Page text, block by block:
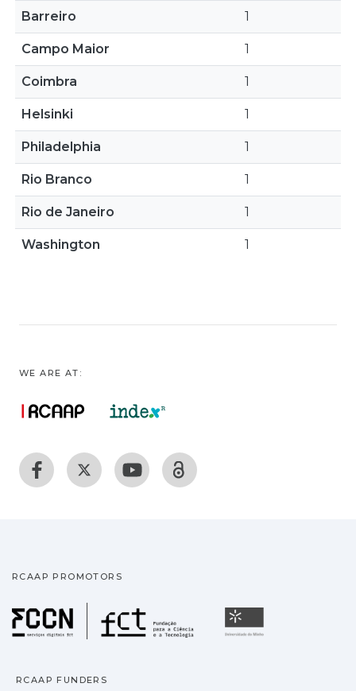
Barreiro 1
Campo Maior 1
Coimbra 1
Helsinki 1
Philadelphia 1
Rio Branco 1
Rio de Janeiro 1
Washington 1
WE ARE AT:
RCAAP PROMOTORS
Fundação para a
RCAAP FUNDERS